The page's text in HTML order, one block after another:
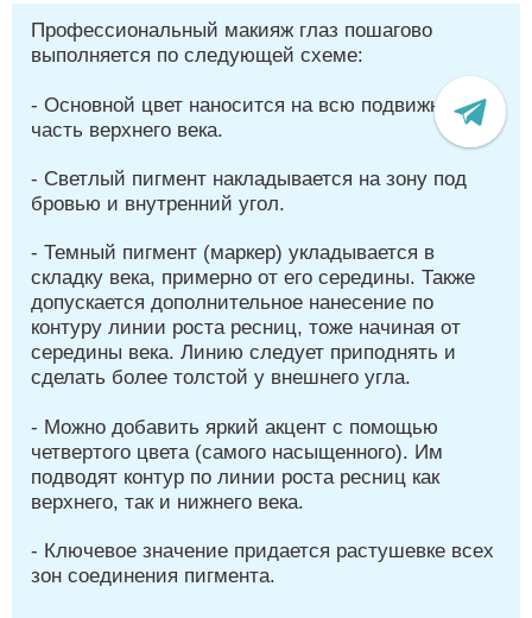
Профессиональный макияж глаз пошагово
выполняется по следующей схеме:
- Основной цвет наносится на всю подвижную
часть верхнего века.
- Светлый пигмент накладывается на зону под
бровью и внутренний угол.
- Темный пигмент (маркер) укладывается в
складку века, примерно от его середины. Также
допускается дополнительное нанесение по
контуру линии роста ресниц, тоже начиная от
середины века. Линию следует приподнять и
сделать более толстой у внешнего угла.
- Можно добавить яркий акцент с помощью
четвертого цвета (самого насыщенного). Им
подводят контур по линии роста ресниц как
верхнего, так и нижнего века.
- Ключевое значение придается растушевке всех
зон соединения пигмента.